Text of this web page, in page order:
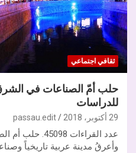
ثقافي اجتماعي
حلب أمّ الصناعات في
للدراسات
29 أكتوبر، 2018 passau.edit
عدد القراءات
وأعرقُ مدينة عربية تاريخياً